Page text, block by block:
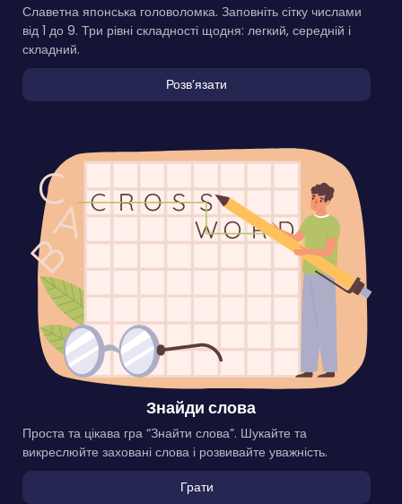
Славетна японська головоломка. Заповніть сітку числами
від 1 до 9. Три рівні складності щодня: легкий, середній і
складний.
Розвʼязати
Знайди слова
Проста та цікава гра “Знайти слова”. Шукайте та
викреслюйте заховані слова і розвивайте уважність.
Грати